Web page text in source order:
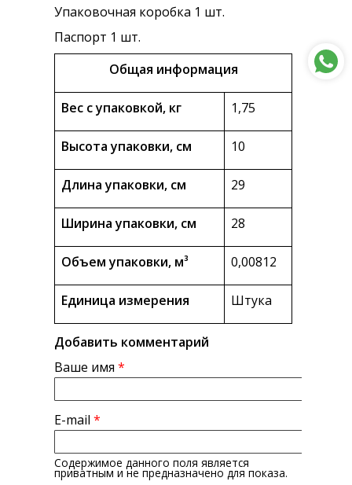
Упаковочная коробка 1 шт.
Паспорт 1 шт.
Общая информация
Вес с упаковкой, кг 1,75
Высота упаковки, см 10
Длина упаковки, см 29
Ширина упаковки, см 28
Объем упаковки, м³ 0,00812
Единица измерения Штука
Добавить комментарий
Ваше имя *
E-mail *
Содержимое данного поля является
приватным и не предназначено для показа.